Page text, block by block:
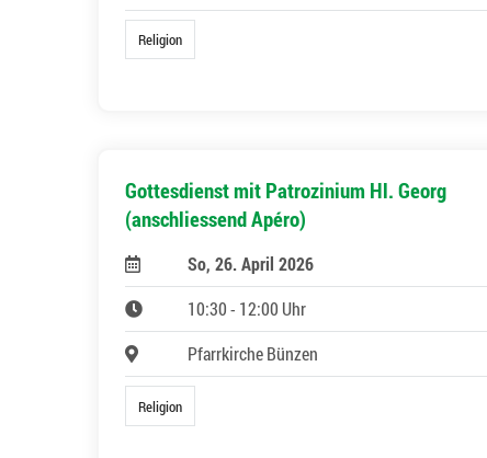
Religion
Gottesdienst mit Patrozinium Hl. Georg
(anschliessend Apéro)
So, 26. April 2026
10:30 - 12:00 Uhr
Pfarrkirche Bünzen
Religion